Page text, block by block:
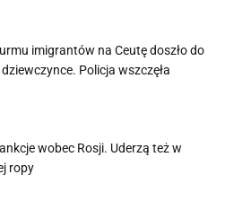
imigrantów na Ceutę doszło do
Policja wszczęła
wobec Rosji. Uderzą też w
ropy